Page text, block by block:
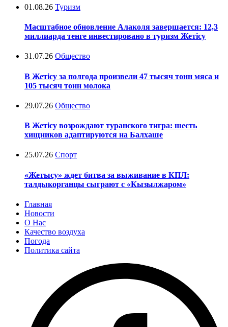
01.08.26 Туризм
Масштабное обновление Алаколя завершается: 12,3
миллиарда тенге инвестировано в туризм Жетісу
31.07.26 Общество
В Жетісу за полгода произвели 47 тысяч тонн мяса и
105 тысяч тонн молока
29.07.26 Общество
В Жетісу возрождают туранского тигра: шесть
хищников адаптируются на Балхаше
25.07.26 Спорт
«Жетысу» ждет битва за выживание в КПЛ:
талдыкорганцы сыграют с «Кызылжаром»
Главная
Новости
О Нас
Качество воздуха
Погода
Политика сайта